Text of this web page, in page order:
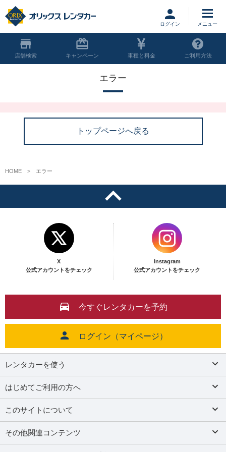
ログイン
店舗 キャンペーン 車種と料金 ご利用方法
エラー
トップページへ戻る
HOME エラー
X
公式アカウントをチェック
Instagram
公式アカウントをチェック
今すぐレンタカーを予約
ログイン（マイページ）
レンタカーを使う
はじめてご利用の方へ
このサイトについて
その他関連コンテンツ